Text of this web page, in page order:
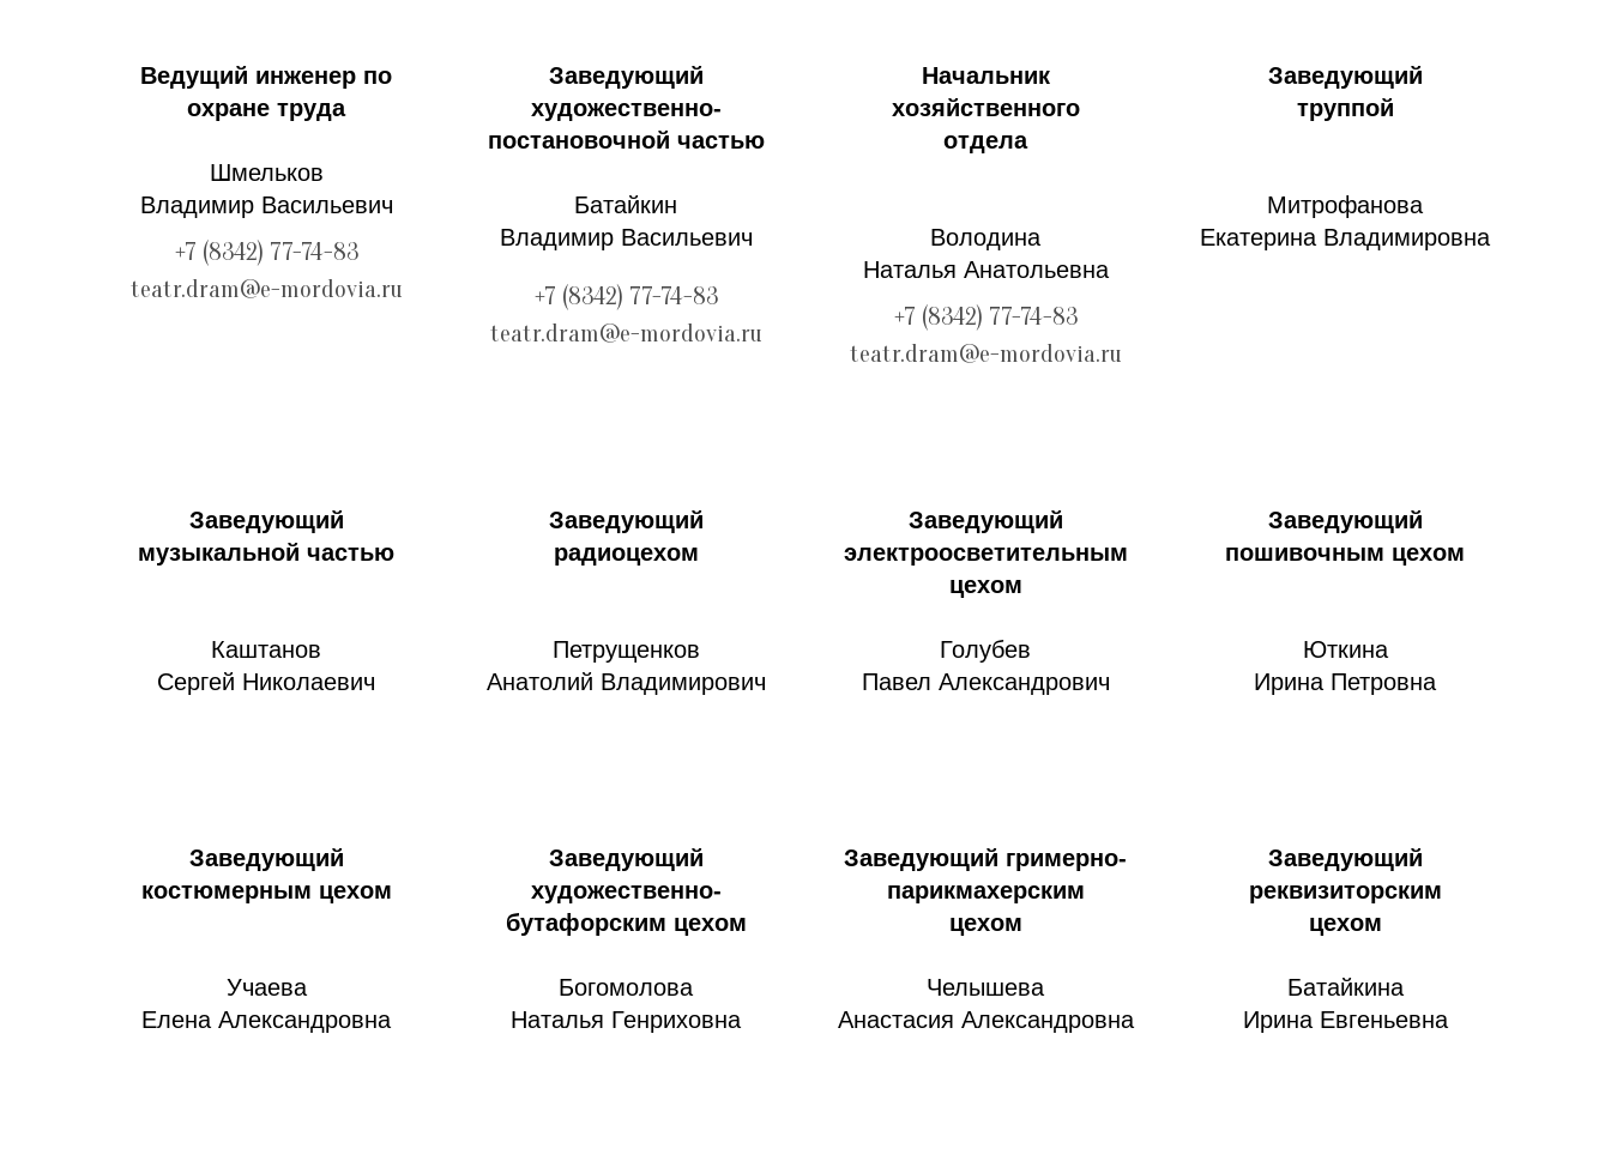
Ведущий инженер по
охране труда
Шмельков
Владимир Васильевич
+7 (8342) 77-74-83
teatr.dram@e-mordovia.ru
Заведующий
художественно-
постановочной частью
Батайкин
Владимир Васильевич
+7 (8342) 77-74-83
teatr.dram@e-mordovia.ru
Начальник
хозяйственного
отдела
Володина
Наталья Анатольевна
+7 (8342) 77-74-83
teatr.dram@e-mordovia.ru
Заведующий
труппой
Митрофанова
Екатерина Владимировна
Заведующий
музыкальной частью
Каштанов
Сергей Николаевич
Заведующий
радиоцехом
Петрущенков
Анатолий Владимирович
Заведующий
электроосветительным
цехом
Голубев
Павел Александрович
Заведующий
пошивочным цехом
Юткина
Ирина Петровна
Заведующий
костюмерным цехом
Учаева
Елена Александровна
Заведующий
художественно-
бутафорским цехом
Богомолова
Наталья Генриховна
Заведующий гримерно-
парикмахерским
цехом
Челышева
Анастасия Александровна
Заведующий
реквизиторским
цехом
Батайкина
Ирина Евгеньевна